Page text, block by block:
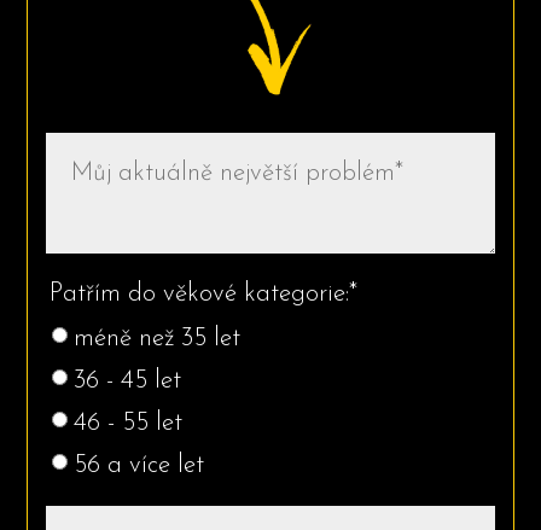
Patřím do věkové kategorie:*
méně než 35 let
36 - 45 let
46 - 55 let
56 a více let